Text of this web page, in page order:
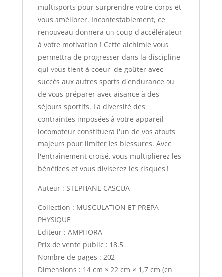
multisports pour surprendre votre corps et
vous améliorer. Incontestablement, ce
renouveau donnera un coup d'accélérateur
à votre motivation ! Cette alchimie vous
permettra de progresser dans la discipline
qui vous tient à coeur, de goûter avec
succès aux autres sports d'endurance ou
de vous préparer avec aisance à des
séjours sportifs. La diversité des
contraintes imposées à votre appareil
locomoteur constituera l'un de vos atouts
majeurs pour limiter les blessures. Avec
l'entraînement croisé, vous multiplierez les
bénéfices et vous diviserez les risques !
Auteur : STEPHANE CASCUA
Collection : MUSCULATION ET PREPA
PHYSIQUE
Editeur : AMPHORA
Prix de vente public : 18.5
Nombre de pages : 202
Dimensions : 14 cm × 22 cm × 1,7 cm (en